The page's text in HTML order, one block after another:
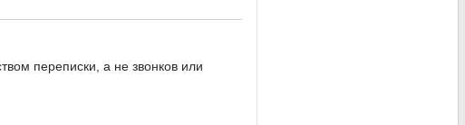
переписки, а не звонков или